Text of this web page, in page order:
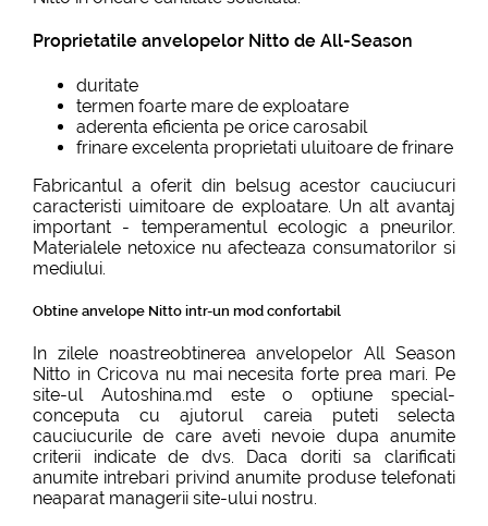
Proprietatile anvelopelor Nitto de All-Season
duritate
termen foarte mare de exploatare
aderenta eficienta pe orice carosabil
frinare excelenta proprietati uluitoare de frinare
Fabricantul a oferit din belsug acestor cauciucuri
caracteristi uimitoare de exploatare. Un alt avantaj
important - temperamentul ecologic a pneurilor.
Materialele netoxice nu afecteaza consumatorilor si
mediului.
Obtine anvelope Nitto intr-un mod confortabil
In zilele noastreobtinerea anvelopelor All Season
Nitto in Cricova nu mai necesita forte prea mari. Pe
site-ul Autoshina.md este o optiune special-
conceputa cu ajutorul careia puteti selecta
cauciucurile de care aveti nevoie dupa anumite
criterii indicate de dvs. Daca doriti sa clarificati
anumite intrebari privind anumite produse telefonati
neaparat managerii site-ului nostru.